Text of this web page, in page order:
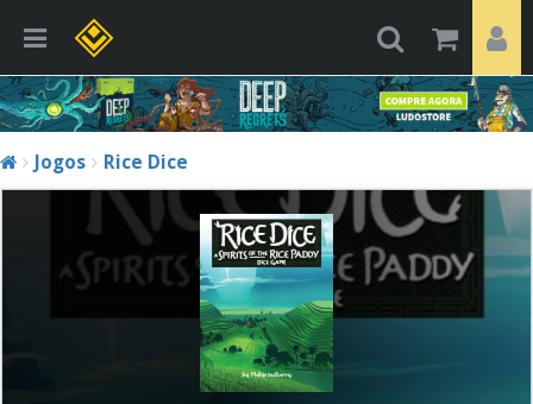
Jogos Rice Dice